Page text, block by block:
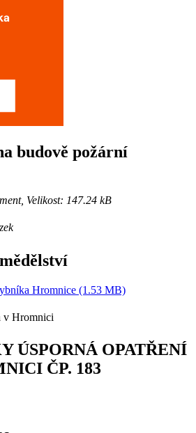
budově požární
Velikost: 147.24 kB
Hromnice (1.53 MB)
ÚSPORNÁ OPATŘENÍ
ČP. 183